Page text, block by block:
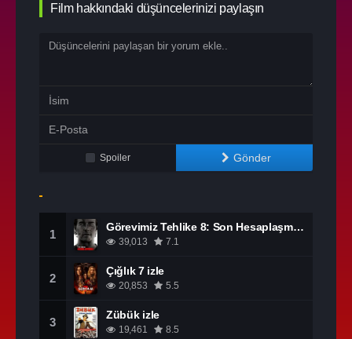
Film hakkındaki düşüncelerinizi paylaşın
Spoiler Gönder
1
Görevimiz Tehlike 8: Son Hesaplaşma izle
39,013 7.1
2
Çığlık 7 izle
20,853 5.5
3
Zübük izle
19,461 8.5